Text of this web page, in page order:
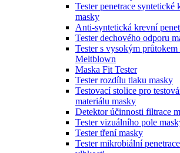
Tester penetrace syntetické
masky
Anti-syntetická krevní
Tester dechového odporu
Tester s vysokým
Meltblown
Maska Fit Tester
Tester rozdílu tlaku masky
Testovací stolice pro
materiálu masky
Detektor účinnosti filtrace
Tester vizuálního pole
Tester tření masky
Tester mikrobiální